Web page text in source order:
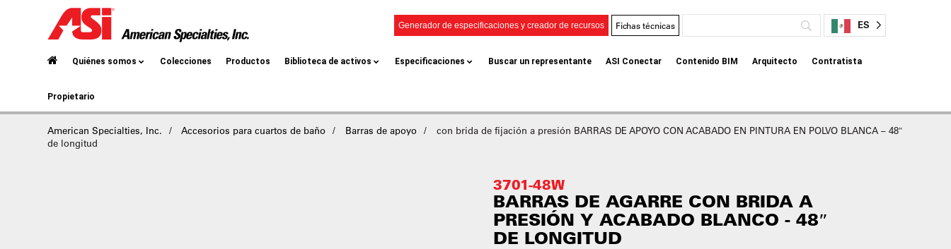
Generador de especificaciones y creador de recursos Fichas técnicas ES
Quiénes somos Colecciones Productos Biblioteca de activos Especificaciones Buscar un representante ASI Conectar Contenido BIM Arquitecto Contratista
Propietario
American Specialties, Inc. Accesorios para cuartos de baño Barras de apoyo
con brida de fijación a presión BARRAS DE APOYO CON ACABADO EN PINTURA EN POLVO BLANCA – 48″
de longitud
3701-48W
BARRAS DE AGARRE CON BRIDA A
PRESIÓN Y ACABADO BLANCO - 48″
DE LONGITUD